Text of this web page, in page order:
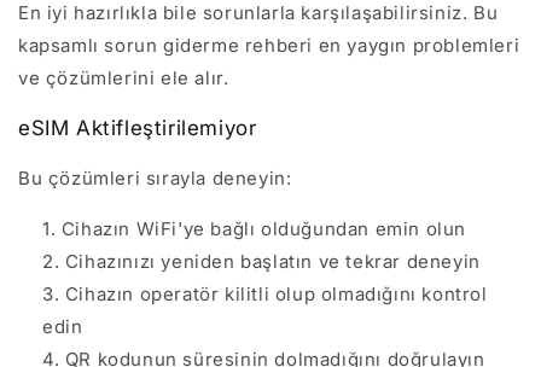
En iyi hazırlıkla bile sorunlarla karşılaşabilirsiniz. Bu
kapsamlı sorun giderme rehberi en yaygın problemleri
ve çözümlerini ele alır.
eSIM Aktifleştirilemiyor
Bu çözümleri sırayla deneyin:
Cihazın WiFi'ye bağlı olduğundan emin olun
Cihazınızı yeniden başlatın ve tekrar deneyin
Cihazın operatör kilitli olup olmadığını kontrol
edin
QR kodunun süresinin dolmadığını doğrulayın